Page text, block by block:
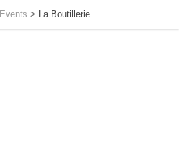
Events > La Boutillerie